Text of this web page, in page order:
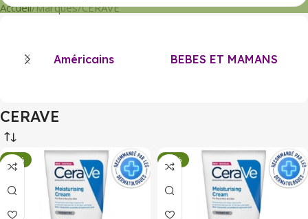
Accueil Marques CERAVE
Américains BEBES ET MAMANS
CERAVE
-33% -33%